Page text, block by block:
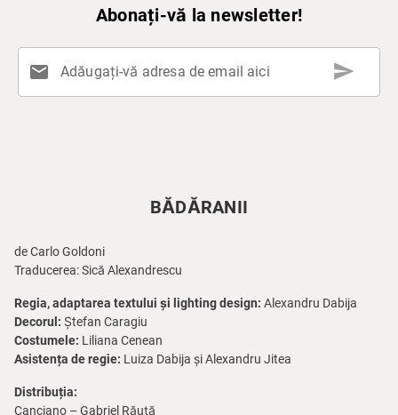
Abonați-vă la newsletter!
mail Adăugați-vă adresa de email aici send
BĂDĂRANII
de Carlo Goldoni
Traducerea: Sică Alexandrescu
Regia, adaptarea textului și lighting design: Alexandru Dabija
Decorul: Ștefan Caragiu
Costumele: Liliana Cenean
Asistența de regie: Luiza Dabija și Alexandru Jitea
Distribuția:
Canciano – Gabriel Răuță